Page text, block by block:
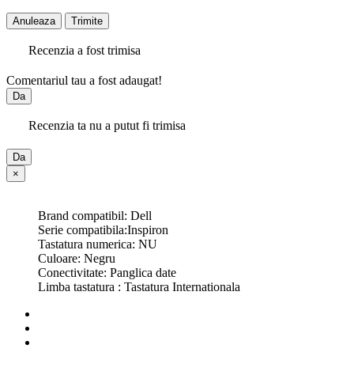
Anuleaza Trimite
Recenzia a fost trimisa
Comentariul tau a fost adaugat!
Da
Recenzia ta nu a putut fi trimisa
Da
×
Brand compatibil: Dell
Serie compatibila:Inspiron
Tastatura numerica: NU
Culoare: Negru
Conectivitate: Panglica date
Limba tastatura : Tastatura Internationala